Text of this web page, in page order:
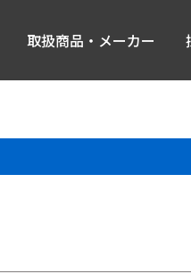
取扱商品・メーカー